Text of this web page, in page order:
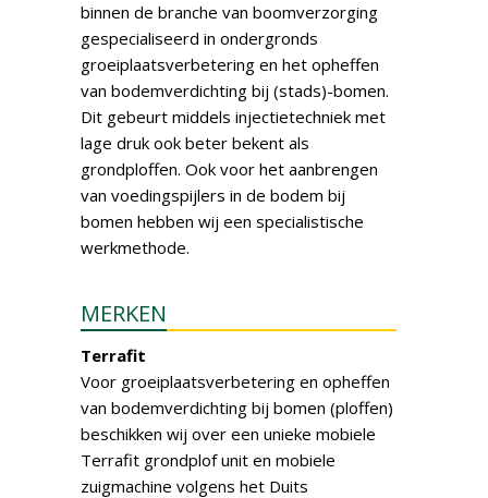
binnen de branche van boomverzorging
gespecialiseerd in ondergronds
groeiplaatsverbetering en het opheffen
van bodemverdichting bij (stads)-bomen.
Dit gebeurt middels injectietechniek met
lage druk ook beter bekent als
grondploffen. Ook voor het aanbrengen
van voedingspijlers in de bodem bij
bomen hebben wij een specialistische
werkmethode.
MERKEN
Terrafit
Voor groeiplaatsverbetering en opheffen
van bodemverdichting bij bomen (ploffen)
beschikken wij over een unieke mobiele
Terrafit grondplof unit en mobiele
zuigmachine volgens het Duits